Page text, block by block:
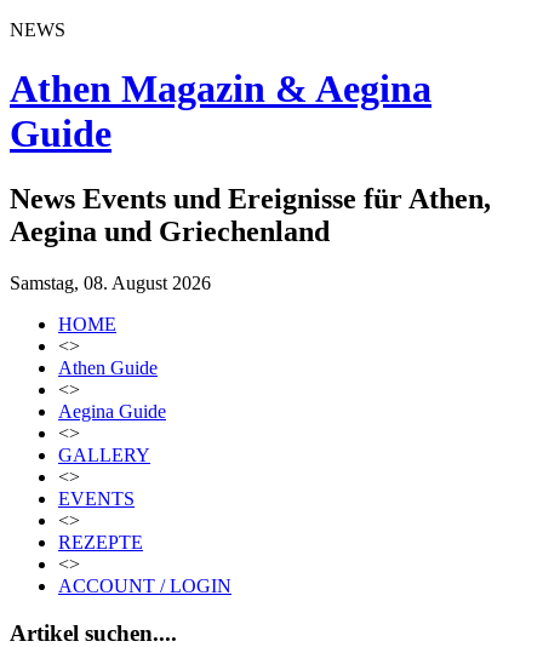
NEWS
Athen Magazin & Aegina
Guide
News Events und Ereignisse für Athen,
Aegina und Griechenland
Samstag, 08. August 2026
HOME
<>
Athen Guide
<>
Aegina Guide
<>
GALLERY
<>
EVENTS
<>
REZEPTE
<>
ACCOUNT / LOGIN
Artikel suchen....